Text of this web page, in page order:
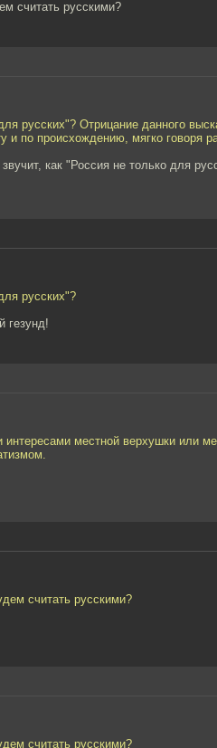
считать русскими?
русских"? Отрицание данного
и по происхождению, мягко говоря
как "Россия не только для
русских"?
гезунд!
местной верхушки или
считать русскими?
считать русскими?